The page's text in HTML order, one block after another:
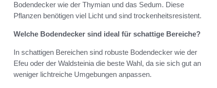
Bodendecker wie der Thymian und das Sedum. Diese
Pflanzen benötigen viel Licht und sind trockenheitsresistent.
Welche Bodendecker sind ideal für schattige Bereiche?
In schattigen Bereichen sind robuste Bodendecker wie der
Efeu oder der Waldsteinia die beste Wahl, da sie sich gut an
weniger lichtreiche Umgebungen anpassen.